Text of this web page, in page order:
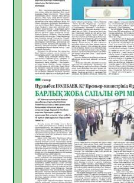
05.08.2026
Өрт қауіпсіздігі
азаматтың міндеті
05.08.2026
Руслан Рүстемұлы
кеңесшісі болып
05.08.2026
Цифрландыру
салынатын жаңа
талқыланды
05.08.2026